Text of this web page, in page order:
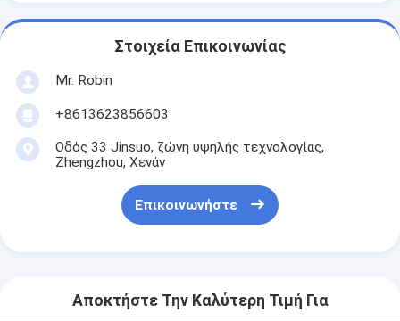
Στοιχεία Επικοινωνίας
Mr. Robin
+8613623856603
Οδός 33 Jinsuo, ζώνη υψηλής τεχνολογίας,
Zhengzhou, Χενάν
Επικοινωνήστε
Αποκτήστε Την Καλύτερη Τιμή Για